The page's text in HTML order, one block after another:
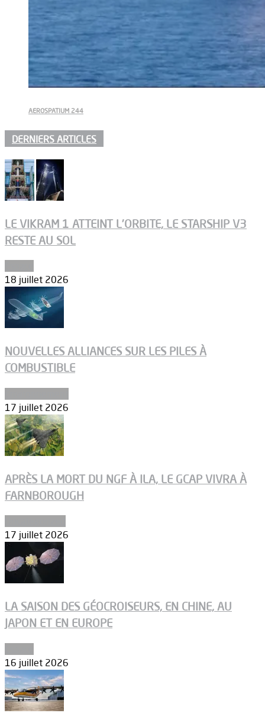
AEROSPATIUM 244
DERNIERS ARTICLES
LE VIKRAM 1 ATTEINT L’ORBITE, LE STARSHIP V3
RESTE AU SOL
18 juillet 2026
NOUVELLES ALLIANCES SUR LES PILES À
COMBUSTIBLE
17 juillet 2026
APRÈS LA MORT DU NGF À ILA, LE GCAP VIVRA À
FARNBOROUGH
17 juillet 2026
LA SAISON DES GÉOCROISEURS, EN CHINE, AU
JAPON ET EN EUROPE
16 juillet 2026